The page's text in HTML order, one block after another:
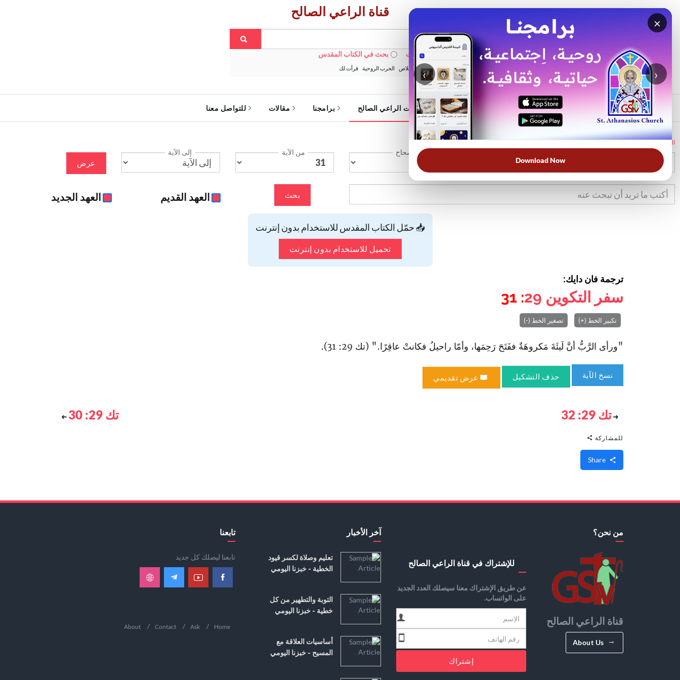
×
‹ ›
Download Now
قناة الراعي الصالح
بحث في الويبسايت بحث في الكتاب المقدس
الأكثر بحثًا: خبزنا اليومي الخلاص الحرب الروحية قرأت لك
الرئيسية خدمات الراعي الصالح برامجنا مقالات للتواصل معنا
الرئيسية
الإصحاح من الآية إلى الآية
عرض
بحث العهد القديم العهد الجديد
📥 حمّل الكتاب المقدس للاستخدام بدون إنترنت
تحميل للاستخدام بدون إنترنت
ترجمة فان دايك:
سفر التكوين 29
: 31
تكبير الخط (+) تصغير الخط (-)
"ورأى الرَّبُّ أنَّ لَيئَةَ مَكروهَةٌ ففَتَحَ رَحِمَها، وأمّا راحيلُ فكانتْ عاقِرًا." (تك 29: 31).
نسخ الآية حذف التشكيل عرض تقديمي
تك 29: 32 تك 29: 30
للمشاركة
من نحن؟
قناة الراعي الصالح
About Us
للإشتراك في قناة الراعي الصالح
عن طريق الإشتراك معنا سيصلك العدد الجديد
على الواتساب.
إشتراك
آخر الأخبار
تعليم وصلاة لكسر قيود
الخطية - خبزنا اليومي
التوبة والتطهير من كل
خطية - خبزنا اليومي
أساسيات العلاقة مع
المسيح - خبزنا اليومي
تابعنا
تابعنا ليصلك كل جديد
Home
Ask
Contact
About